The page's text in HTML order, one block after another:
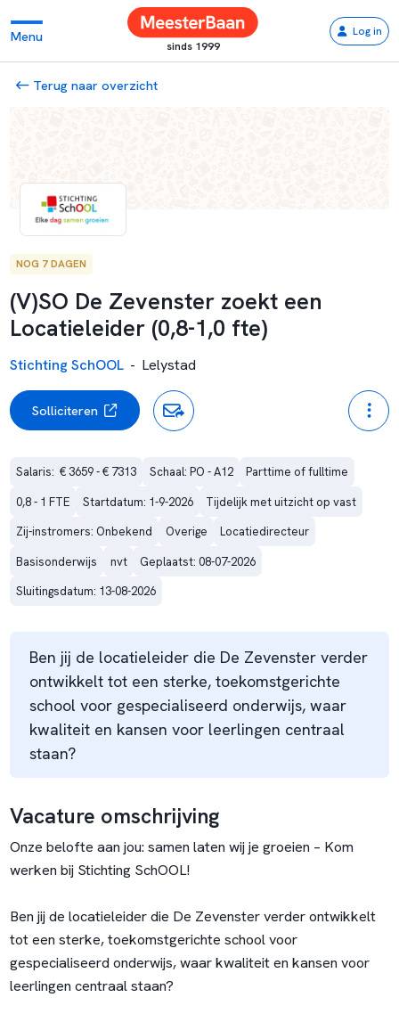
Menu
sinds 1999
Log in
Terug naar overzicht
NOG 7 DAGEN
(V)SO De Zevenster zoekt een
Locatieleider (0,8-1,0 fte)
Stichting SchOOL - Lelystad
Solliciteren
Salaris:  € 3659 - € 7313 Schaal: PO - A12
Parttime of fulltime
0,8 - 1 FTE
Startdatum: 1-9-2026
Tijdelijk met uitzicht op vast
Zij-instromers: Onbekend
Overige
Locatiedirecteur
Basisonderwijs
nvt
Geplaatst: 08-07-2026
Sluitingsdatum: 13-08-2026
Ben jij de locatieleider die De Zevenster verder
ontwikkelt tot een sterke, toekomstgerichte
school voor gespecialiseerd onderwijs, waar
kwaliteit en kansen voor leerlingen centraal
staan?
Vacature omschrijving
Onze belofte aan jou: samen laten wij je groeien – Kom
werken bij Stichting SchOOL!
Ben jij de locatieleider die De Zevenster verder ontwikkelt
tot een sterke, toekomstgerichte school voor
gespecialiseerd onderwijs, waar kwaliteit en kansen voor
leerlingen centraal staan?